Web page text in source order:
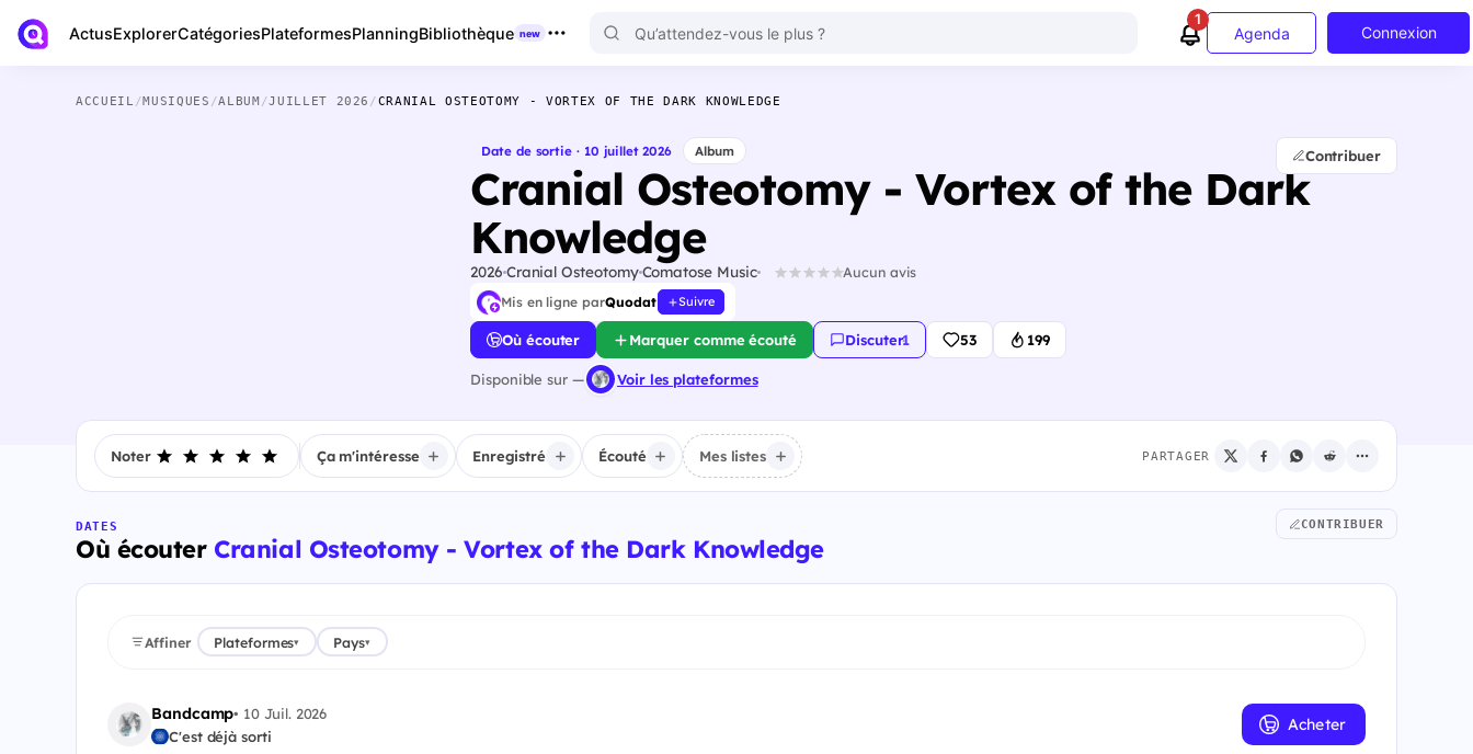
ActusExplorerCatégoriesPlateformesPlanningBibliothèque new
1
Agenda Connexion
ACCUEIL /MUSIQUES /ALBUM/JUILLET 2026 /CRANIAL OSTEOTOMY - VORTEX OF THE DARK KNOWLEDGE
Date de sortie · 10 juillet 2026 Album
Cranial Osteotomy - Vortex of the Dark
Knowledge
2026 Cranial OsteotomyComatose Music Aucun avis
Mis en ligne parQuodat Suivre
Contribuer
Où écouter Marquer comme écouté Discuter·1 53 199
Disponible sur — Voir les plateformes
Noter Ça m'intéresse Enregistré Écouté Mes listes PARTAGER
DATES
Où écouter Cranial Osteotomy - Vortex of the Dark Knowledge
CONTRIBUER
Affiner Plateformes▾ Pays▾
Bandcamp• 10 Juil. 2026
C'est déjà sorti
Acheter